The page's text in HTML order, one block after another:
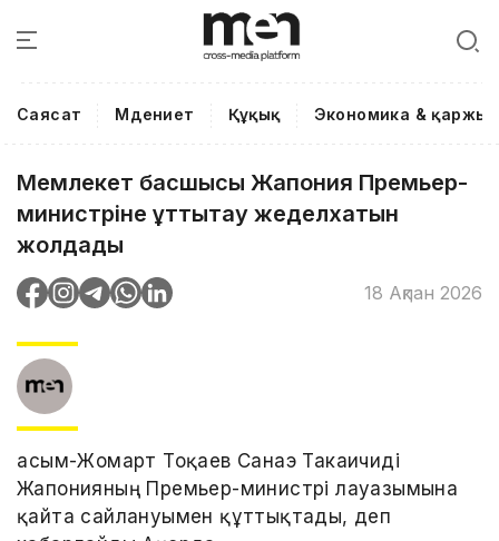
Саясат Мәдениет Құқық Экономика & қаржы
Мемлекет басшысы Жапония Премьер-
министріне құттықтау жеделхатын
жолдады
18 Ақпан 2026
Қасым-Жомарт Тоқаев Санаэ Такаичиді
Жапонияның Премьер-министрі лауазымына
қайта сайлануымен құттықтады, деп